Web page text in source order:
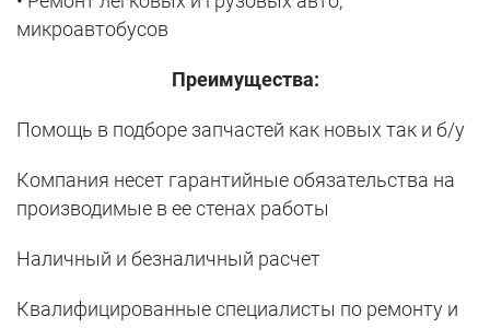
микроавтобусов
Преимущества:
Помощь в подборе запчастей как новых так и б/у
Компания несет гарантийные обязательства на
производимые в ее стенах работы
Наличный и безналичный расчет
Квалифицированные специалисты по ремонту и